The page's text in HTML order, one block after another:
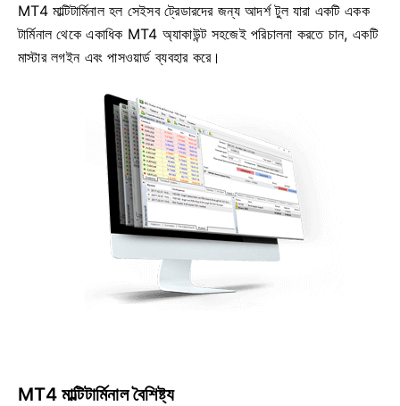
MT4 মাল্টিটার্মিনাল হল সেইসব ট্রেডারদের জন্য আদর্শ টুল যারা একটি একক
টার্মিনাল থেকে একাধিক MT4 অ্যাকাউন্ট সহজেই পরিচালনা করতে চান, একটি
মাস্টার লগইন এবং পাসওয়ার্ড ব্যবহার করে।
MT4 মাল্টিটার্মিনাল বৈশিষ্ট্য